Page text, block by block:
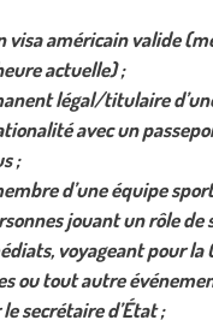
visa américain valide
actuelle) ;
légal/titulaire
avec un
;
d’une équipe
jouant un rôle de
voyageant pour la
ou tout autre
secrétaire d’État ;